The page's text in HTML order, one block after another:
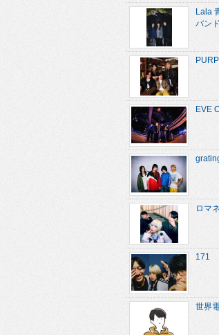
Lala
バン
EVE
ロマ
171
世界